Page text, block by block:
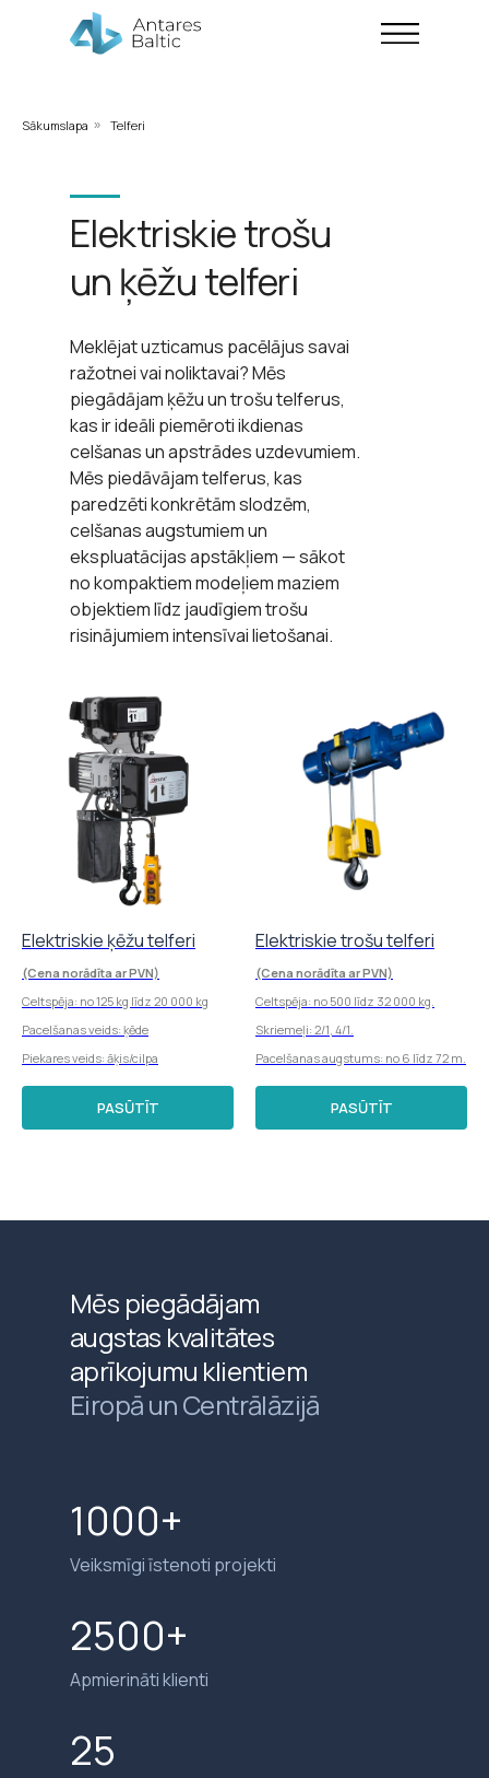
Sākumslapa » Telferi
Meklējat uzticamus pacēlājus savai
ražotnei vai noliktavai? Mēs
piegādājam ķēžu un trošu telferus,
kas ir ideāli piemēroti ikdienas
celšanas un apstrādes uzdevumiem.
Mēs piedāvājam telferus, kas
paredzēti konkrētām slodzēm,
celšanas augstumiem un
ekspluatācijas apstākļiem — sākot
no kompaktiem modeļiem maziem
objektiem līdz jaudīgiem trošu
risinājumiem intensīvai lietošanai.
Elektriskie trošu
un ķēžu telferi
Elektriskie ķēžu telferi
(Cena norādīta ar PVN)
Celtspēja: no 125 kg līdz 20 000 kg
Pacelšanas veids: ķēde
Piekares veids: āķis/cilpa
PASŪTĪT
Elektriskie trošu telferi
(Cena norādīta ar PVN)
Celtspēja: no 500 līdz 32 000 kg.
Skriemeļi: 2/1, 4/1.
Pacelšanas augstums: no 6 līdz 72 m.
PASŪTĪT
Mēs piegādājam
augstas kvalitātes
aprīkojumu klientiem
Eiropā un Centrālāzijā
1000+
Veiksmīgi īstenoti projekti
25
2500+
Apmierināti klienti